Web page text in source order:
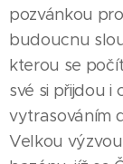
pozvánkou
budoucnu
kterou se
své si přijdou
vytrasováním
Velkou